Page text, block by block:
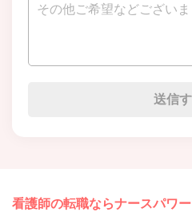
看護師の転職ならナースパワー